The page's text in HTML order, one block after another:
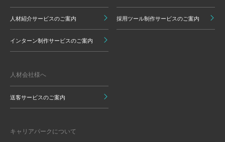
人材紹介サービスのご案内 採用ツール制作サービスのご案内
インターン制作サービスのご案内
人材会社様へ
送客サービスのご案内
キャリアパークについて